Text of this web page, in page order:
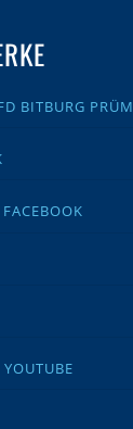
BITBURG PRÜM